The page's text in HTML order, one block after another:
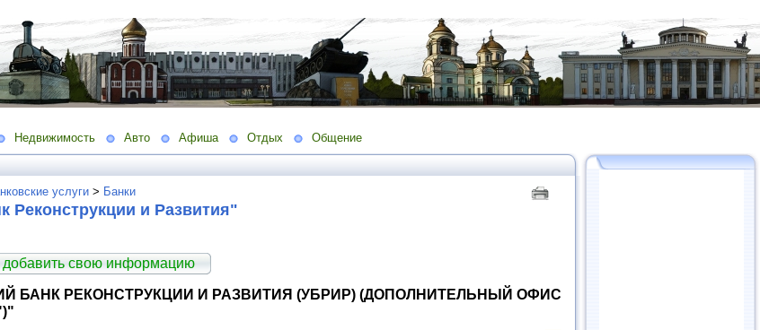
Недвижимость Авто Афиша Отдых Общение
услуги > Банки
Реконструкции и Развития"
свою информацию
БАНК РЕКОНСТРУКЦИИ И РАЗВИТИЯ (УБРИР) (ДОПОЛНИТЕЛЬНЫЙ ОФИС